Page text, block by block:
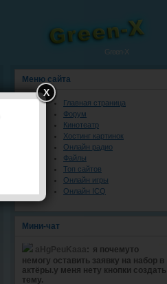
Green-X
X
Меню сайта
Главная страница
Форум
Кинотеатр
Хостинг картинок
Онлайн радио
Файлы
Топ сайтов
Онлайн игры
Онлайн ICQ
Мини-чат